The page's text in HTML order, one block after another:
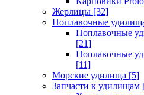
Жерлицы [32]
Поплавочные
Поплавочные
[21]
Поплавочные
[11]
Морские удилища [5]
Запчасти к удилищам